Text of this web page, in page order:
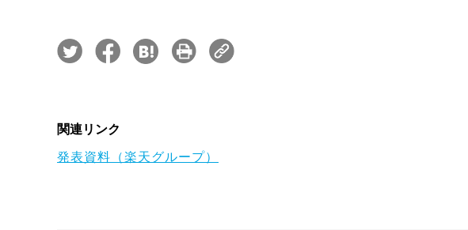
関連リンク
発表資料（楽天グループ）